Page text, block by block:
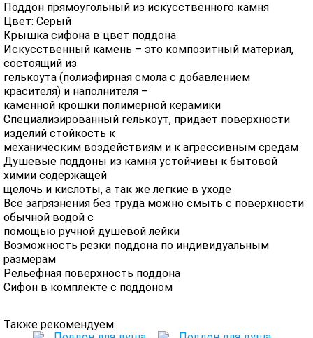
Поддон прямоугольный из искусственного камня
Цвет: Серый
Крышка сифона в цвет поддона
Искусственный камень – это композитный материал,
состоящий из
гелькоута (полиэфирная смола с добавлением
красителя) и наполнителя –
каменной крошки полимерной керамики
Специализированный гелькоут, придает поверхности
изделий стойкость к
механическим воздействиям и к агрессивным средам
Душевые поддоны из камня устойчивы к бытовой
химии содержащей
щелочь и кислоты, а так же легкие в уходе
Все загрязнения без труда можно смыть с поверхности
обычной водой с
помощью ручной душевой лейки
Возможность резки поддона по индивидуальным
размерам
Рельефная поверхность поддона
Сифон в комплекте с поддоном
Также рекомендуем